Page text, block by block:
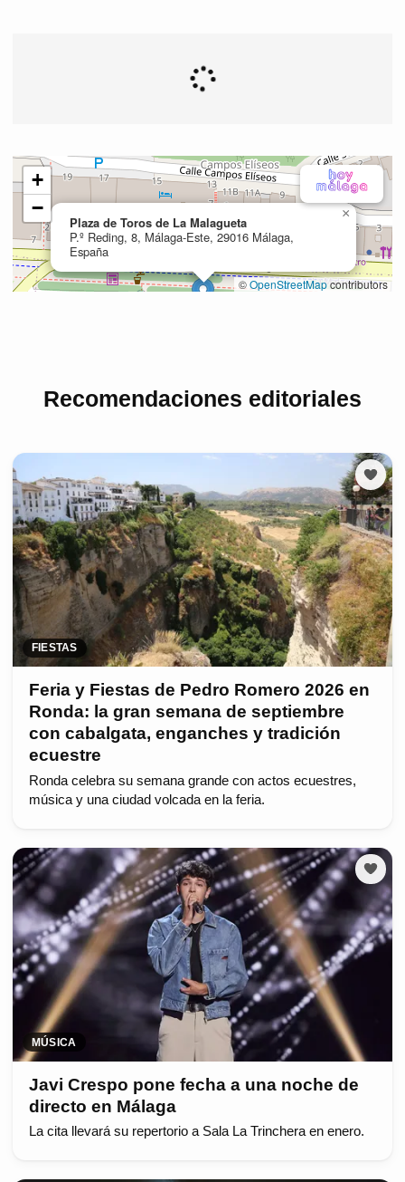
Recomendaciones editoriales
FIESTAS
Feria y Fiestas de Pedro Romero 2026 en
Ronda: la gran semana de septiembre
con cabalgata, enganches y tradición
ecuestre
Ronda celebra su semana grande con actos ecuestres,
música y una ciudad volcada en la feria.
MÚSICA
Javi Crespo pone fecha a una noche de
directo en Málaga
La cita llevará su repertorio a Sala La Trinchera en enero.